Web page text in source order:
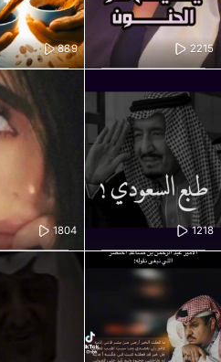
889 2215
1804 1218